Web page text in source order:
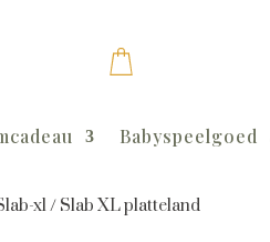
Babyspeelgoed
xl/ Slab XL platteland